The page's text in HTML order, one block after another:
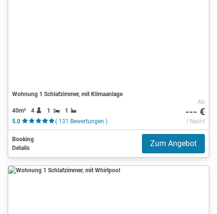
Wohnung 1 Schlafzimmer, mit Klimaanlage
40m² 4 1
1
5.0
( 131 Bewertungen )
Ab
--- €
/ Nacht
Booking
Details
Zum Angebot